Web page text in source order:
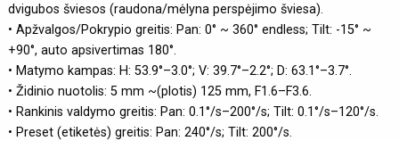
dvigubos šviesos (raudona/mėlyna perspėjimo šviesa).
• Apžvalgos/Pokrypio greitis: Pan: 0° ~ 360° endless; Tilt: -15° ~
+90°, auto apsivertimas 180°.
• Matymo kampas: H: 53.9°–3.0°; V: 39.7°–2.2°; D: 63.1°–3.7°.
• Židinio nuotolis: 5 mm ~(plotis) 125 mm, F1.6–F3.6.
• Rankinis valdymo greitis: Pan: 0.1°/s–200°/s; Tilt: 0.1°/s–120°/s.
• Preset (etiketės) greitis: Pan: 240°/s; Tilt: 200°/s.